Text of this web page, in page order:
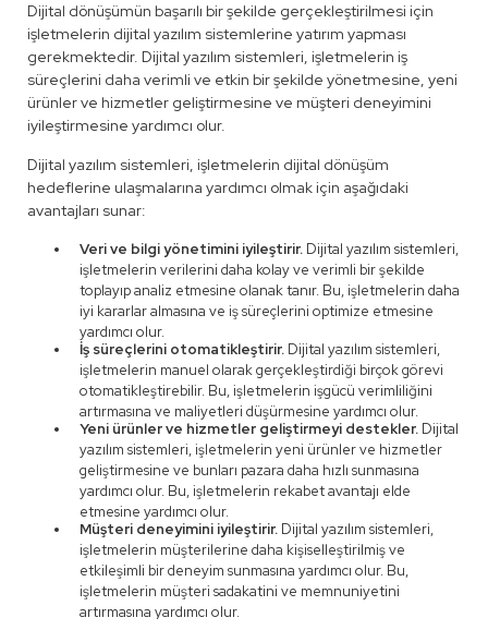
Dijital dönüşümün başarılı bir şekilde gerçekleştirilmesi için
işletmelerin dijital yazılım sistemlerine yatırım yapması
gerekmektedir. Dijital yazılım sistemleri, işletmelerin iş
süreçlerini daha verimli ve etkin bir şekilde yönetmesine, yeni
ürünler ve hizmetler geliştirmesine ve müşteri deneyimini
iyileştirmesine yardımcı olur.
Dijital yazılım sistemleri, işletmelerin dijital dönüşüm
hedeflerine ulaşmalarına yardımcı olmak için aşağıdaki
avantajları sunar:
Veri ve bilgi yönetimini iyileştirir. Dijital yazılım sistemleri,
işletmelerin verilerini daha kolay ve verimli bir şekilde
toplayıp analiz etmesine olanak tanır. Bu, işletmelerin daha
iyi kararlar almasına ve iş süreçlerini optimize etmesine
yardımcı olur.
İş süreçlerini otomatikleştirir. Dijital yazılım sistemleri,
işletmelerin manuel olarak gerçekleştirdiği birçok görevi
otomatikleştirebilir. Bu, işletmelerin işgücü verimliliğini
artırmasına ve maliyetleri düşürmesine yardımcı olur.
Yeni ürünler ve hizmetler geliştirmeyi destekler. Dijital
yazılım sistemleri, işletmelerin yeni ürünler ve hizmetler
geliştirmesine ve bunları pazara daha hızlı sunmasına
yardımcı olur. Bu, işletmelerin rekabet avantajı elde
etmesine yardımcı olur.
Müşteri deneyimini iyileştirir. Dijital yazılım sistemleri,
işletmelerin müşterilerine daha kişiselleştirilmiş ve
etkileşimli bir deneyim sunmasına yardımcı olur. Bu,
işletmelerin müşteri sadakatini ve memnuniyetini
artırmasına yardımcı olur.